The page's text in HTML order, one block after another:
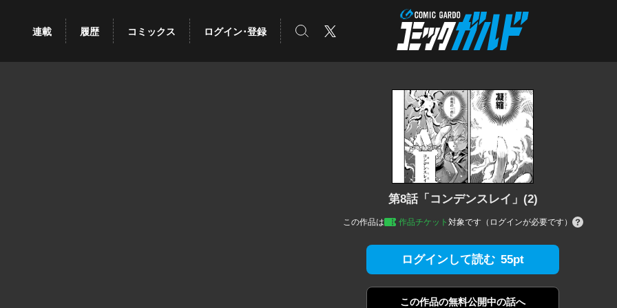
コミックガルド
連載 履歴 コミックス ログイン･登録 検索 X
第8話「コンデンスレイ」(2)
この作品は 作品チケット 対象です（ログインが必要です）
ログインして読む 55pt
この作品の無料公開中の話へ